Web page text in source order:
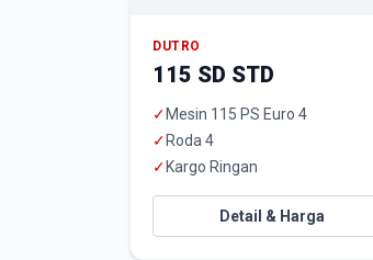
DUTRO
115 SD STD
✓ Mesin 115 PS Euro 4
✓ Roda 4
✓ Kargo Ringan
Detail & Harga